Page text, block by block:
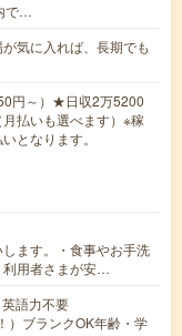
で…
気に入れば、長期でも
円～）★日収2万5200
払いも選べます）※稼
となります。
ます。・食事やお手洗
利用者さまが安…
語力不要
）ブランクOK年齢・学